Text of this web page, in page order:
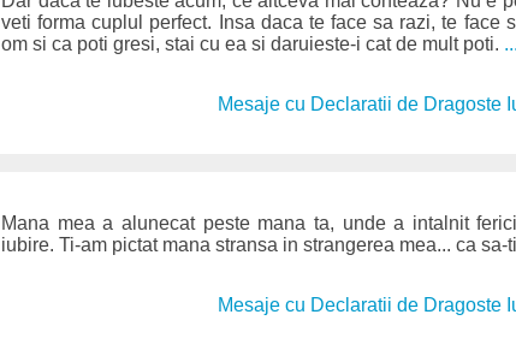
veti forma cuplul perfect. Insa daca te face sa razi, te face
om si ca poti gresi, stai cu ea si daruieste-i cat de mult poti.
Mesaje cu Declaratii de Dragoste
Mana mea a alunecat peste mana ta, unde a intalnit
iubire. Ti-am pictat mana stransa in strangerea mea... ca sa-
Mesaje cu Declaratii de Dragoste